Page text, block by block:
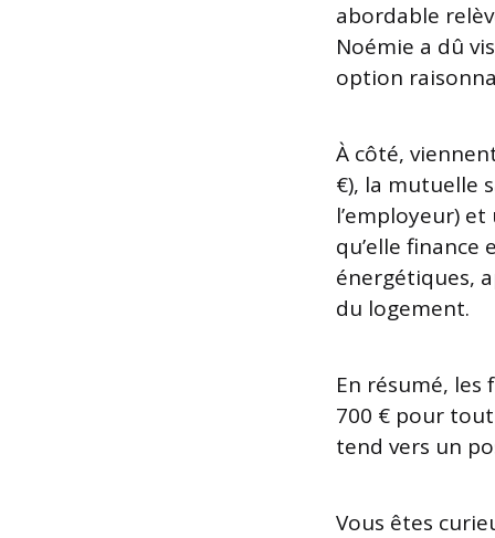
abordable
Noémie a dû
option
À côté,
€), la mutuelle
l’employeur)
qu’elle finance
énergétiques,
du logement.
En résumé, les
700 € pour tout
tend vers un
Vous êtes